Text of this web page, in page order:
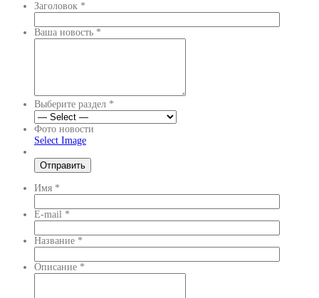
Заголовок *
Ваша новость *
Выберите раздел *
Фото новости
Select Image
Имя *
E-mail *
Название *
Описание *